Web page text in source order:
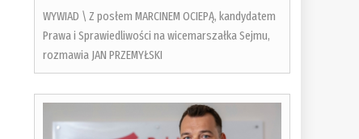
WYWIAD \ Z posłem MARCINEM OCIEPĄ, kandydatem
Prawa i Sprawiedliwości na wicemarszałka Sejmu,
rozmawia JAN PRZEMYŁSKI